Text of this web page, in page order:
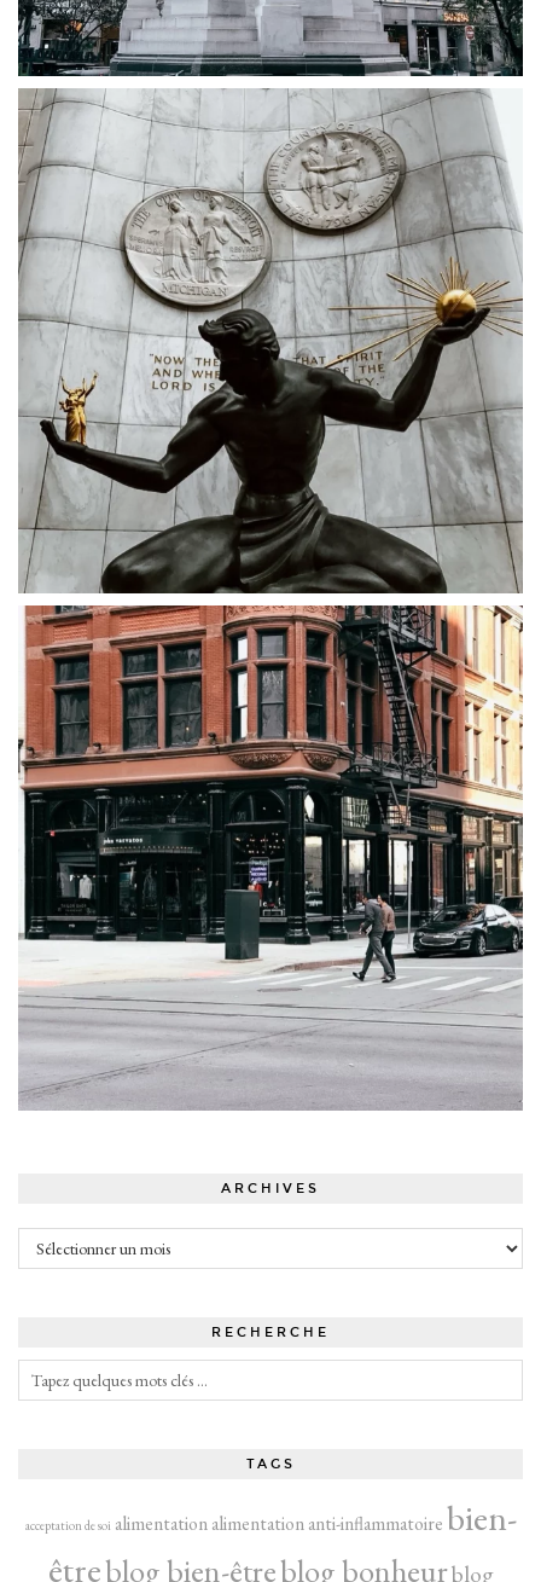
ARCHIVES
Archives
RECHERCHE
TAGS
acceptation de soi alimentation alimentation anti-inflammatoirebien-
êtreblog bien-êtreblog bonheurblog